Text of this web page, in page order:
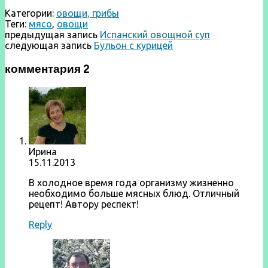
Категории: овощи, грибы
Теги: мясо, овощи
предыдущая запись Испанский овощной суп
следующая запись Бульон с курицей
комментария 2
Ирина
15.11.2013
В холодное время года организму жизненно
необходимо больше мясных блюд. Отличный
рецепт! Автору респект!
Reply